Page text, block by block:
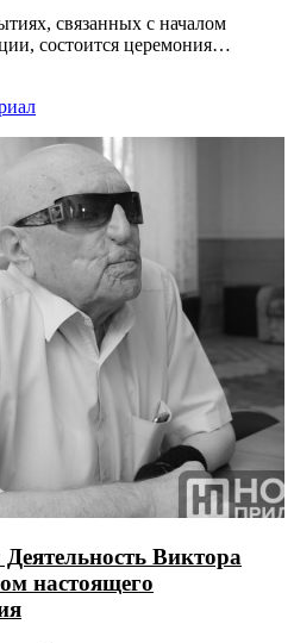
связанных с началом
состоится церемония
Виктора
настоящего